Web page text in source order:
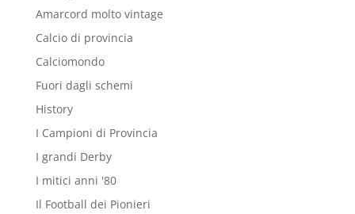
Amarcord molto vintage
Calcio di provincia
Calciomondo
Fuori dagli schemi
History
I Campioni di Provincia
I grandi Derby
I mitici anni '80
Il Football dei Pionieri